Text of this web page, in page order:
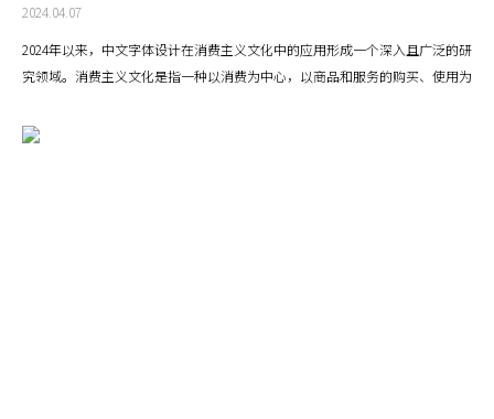
2024.04.07
2024年以来，中文字体设计在消费主义文化中的应用形成一个深入且广泛的研
究领域。消费主义文化是指一种以消费为中心，以商品和服务的购买、使用为
的工具，也是传达品牌价值、塑造消费者情感和行为的重要媒介。